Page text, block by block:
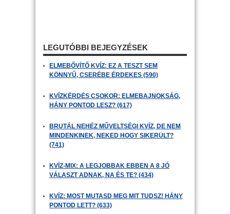
LEGUTÓBBI BEJEGYZÉSEK
ELMEBŐVÍTŐ KVÍZ: EZ A TESZT SEM
KÖNNYŰ, CSERÉBE ÉRDEKES (590)
KVÍZKÉRDÉS CSOKOR: ELMEBAJNOKSÁG,
HÁNY PONTOD LESZ? (617)
BRUTÁL NEHÉZ MŰVELTSÉGI KVÍZ, DE NEM
MINDENKINEK, NEKED HOGY SIKERÜLT?
(741)
KVÍZ-MIX: A LEGJOBBAK EBBEN A 8 JÓ
VÁLASZT ADNAK, NA ÉS TE? (434)
KVÍZ: MOST MUTASD MEG MIT TUDSZ! HÁNY
PONTOD LETT? (633)